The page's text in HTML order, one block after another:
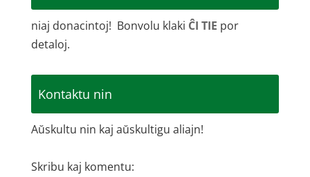
niaj donacintoj! Bonvolu klaki ĈI TIE por
detaloj.
Kontaktu nin
Aŭskultu nin kaj aŭskultigu aliajn!
Skribu kaj komentu: